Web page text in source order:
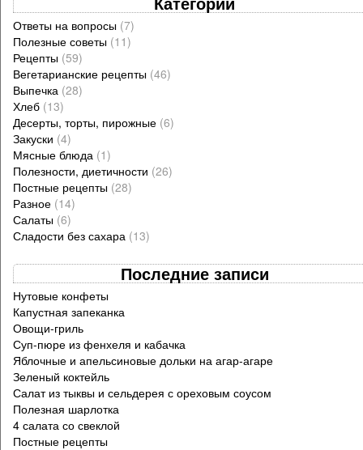
Ответы на вопросы (7)
Полезные советы (11)
Рецепты (59)
Вегетарианские рецепты (46)
Выпечка (28)
Хлеб (13)
Десерты, торты, пирожные (6)
Закуски (4)
Мясные блюда (1)
Полезности, диетичности (26)
Постные рецепты (28)
Разное (14)
Салаты (6)
Сладости без сахара (13)
Последние записи
Нутовые конфеты
Капустная запеканка
Овощи-гриль
Суп-пюре из фенхеля и кабачка
Яблочные и апельсиновые дольки на агар-агаре
Зеленый коктейль
Салат из тыквы и сельдерея с ореховым соусом
Полезная шарлотка
4 салата со свеклой
Постные рецепты